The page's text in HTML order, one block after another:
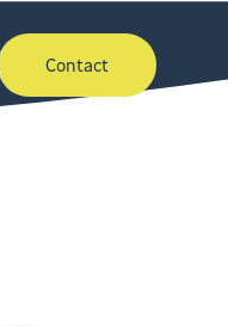
Contact